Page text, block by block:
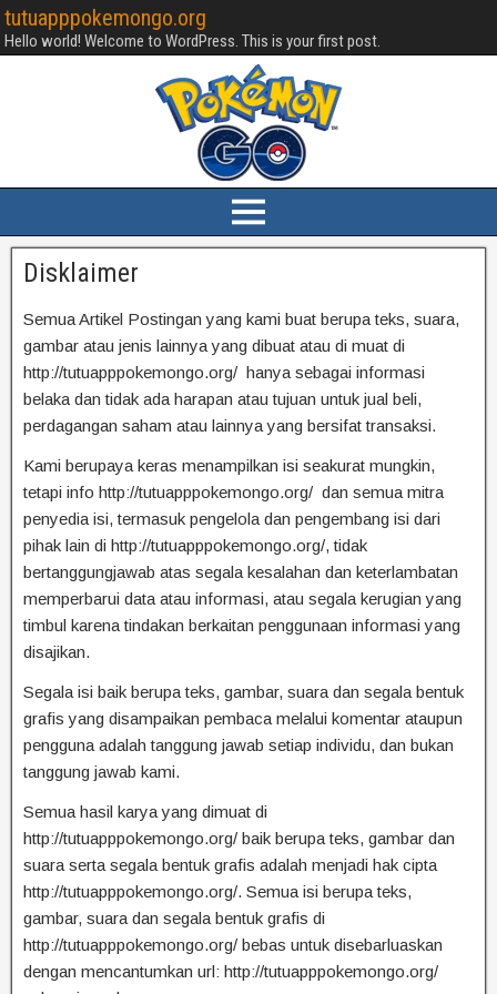
tutuapppokemongo.org
Hello world! Welcome to WordPress. This is your first post.
Disklaimer
Semua Artikel Postingan yang kami buat berupa teks, suara,
gambar atau jenis lainnya yang dibuat atau di muat di
http://tutuapppokemongo.org/ hanya sebagai informasi
belaka dan tidak ada harapan atau tujuan untuk jual beli,
perdagangan saham atau lainnya yang bersifat transaksi.
Kami berupaya keras menampilkan isi seakurat mungkin,
tetapi info http://tutuapppokemongo.org/ dan semua mitra
penyedia isi, termasuk pengelola dan pengembang isi dari
pihak lain di http://tutuapppokemongo.org/, tidak
bertanggungjawab atas segala kesalahan dan keterlambatan
memperbarui data atau informasi, atau segala kerugian yang
timbul karena tindakan berkaitan penggunaan informasi yang
disajikan.
Segala isi baik berupa teks, gambar, suara dan segala bentuk
grafis yang disampaikan pembaca melalui komentar ataupun
pengguna adalah tanggung jawab setiap individu, dan bukan
tanggung jawab kami.
Semua hasil karya yang dimuat di
http://tutuapppokemongo.org/ baik berupa teks, gambar dan
suara serta segala bentuk grafis adalah menjadi hak cipta
http://tutuapppokemongo.org/. Semua isi berupa teks,
gambar, suara dan segala bentuk grafis di
http://tutuapppokemongo.org/ bebas untuk disebarluaskan
dengan mencantumkan url: http://tutuapppokemongo.org/